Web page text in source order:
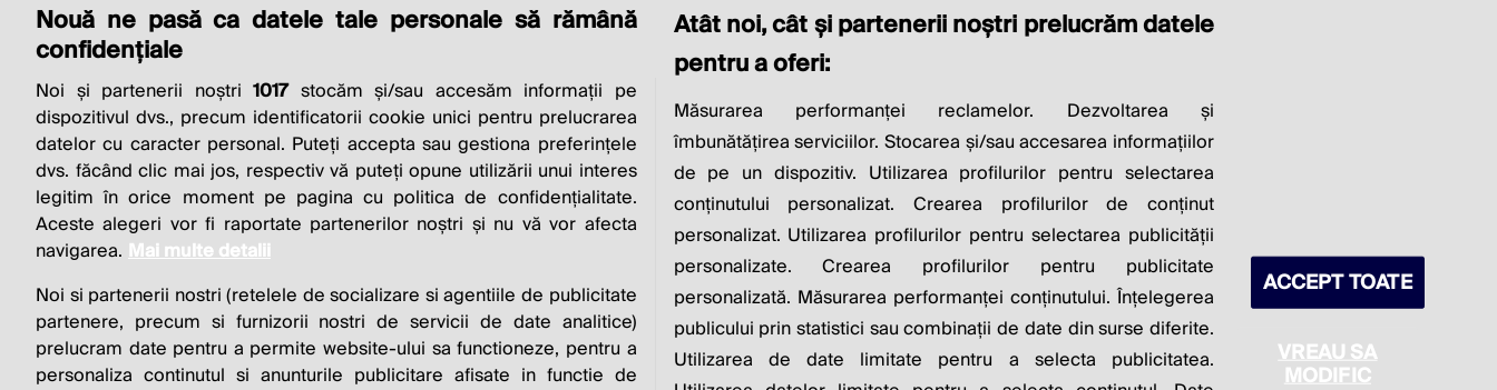
THE SOCIAL RESPONSIBILITY OF
BUSINESS IS TO INCREASE ITS PROFITS.
Milton Friedman
Nouă ne pasă ca datele tale personale să rămână
confidențiale
Noi și partenerii noștri1017stocăm și/sau accesăm informații pe
dispozitivul dvs., precum identificatorii cookie unici pentru prelucrarea
datelor cu caracter personal. Puteți accepta sau gestiona preferințele
dvs. făcând clic mai jos, respectiv vă puteți opune utilizării unui interes
legitim în orice moment pe pagina cu politica de confidențialitate.
Aceste alegeri vor fi raportate partenerilor noștri și nu vă vor afecta
navigarea. Mai multe detalii
Noi si partenerii nostri (retelele de socializare si agentiile de publicitate
partenere, precum si furnizorii nostri de servicii de date analitice)
prelucram date pentru a permite website-ului sa functioneze, pentru a
personaliza continutul si anunturile publicitare afisate in functie de
Atât noi, cât și partenerii noștri prelucrăm datele
pentru a oferi:
Măsurarea performanței reclamelor. Dezvoltarea și
îmbunătățirea serviciilor. Stocarea și/sau accesarea informațiilor
de pe un dispozitiv. Utilizarea profilurilor pentru selectarea
conținutului personalizat. Crearea profilurilor de conținut
personalizat. Utilizarea profilurilor pentru selectarea publicității
personalizate. Crearea profilurilor pentru publicitate
personalizată. Măsurarea performanței conținutului. Înțelegerea
publicului prin statistici sau combinații de date din surse diferite.
Utilizarea de date limitate pentru a selecta publicitatea.
ACCEPT TOATE
VREAU SA
MODIFIC